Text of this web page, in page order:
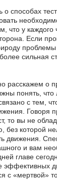
о способах
что у
Если
сильная
расскажем о
понять,
с тем,
Говоря
то вы не
без которой
движения.
и вам
главе
эффективных
с «мертвой»